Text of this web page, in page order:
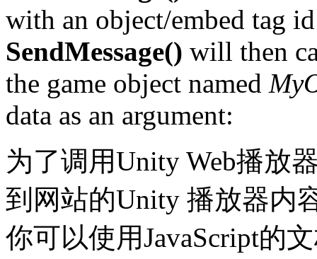
with an object/embed tag
SendMessage() will then
the game object named
data as an argument:
为了调用Unity Web播放
到网站的Unity 播放器内
你可以使用JavaScript的